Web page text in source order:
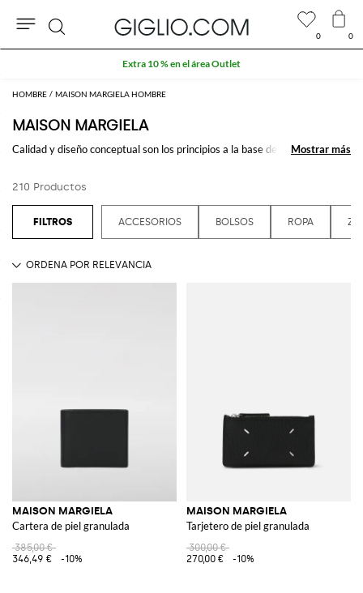
HOMBRE MAISON MARGIELA HOMBRE
MAISON MARGIELA
Calidad y diseño conceptual son los principios a la base de la marca
Maison Margiela, donde el armario masculino y femenino se funden y dan
origen a colecciones genderless y extremadamente revolucionarias.
Descubre el estilo único firmado por Maison Margliela online en
Giglio.com y aprovecha del envío gratis.
Ver todoMAISON MARGIELA
Mostrar más
Mostrar más
210 Productos
ACCESORIOS BOLSOS ROPA
MAISON MARGIELA
Cartera de piel granulada
385,00 €
346,49 €
-10%
MAISON MARGIELA
Tarjetero de piel granulada
300,00 €
270,00 €
-10%
0 0
Buscar
Extra 10 % en el área Outlet